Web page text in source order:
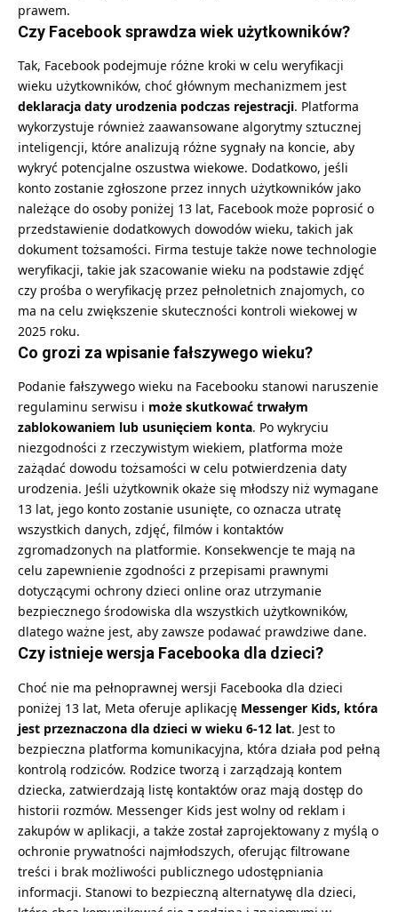
prawem.
Czy Facebook sprawdza wiek użytkowników?
Tak, Facebook podejmuje różne kroki w celu weryfikacji
wieku użytkowników, choć głównym mechanizmem jest
deklaracja daty urodzenia podczas rejestracji. Platforma
wykorzystuje również zaawansowane algorytmy sztucznej
inteligencji, które analizują różne sygnały na koncie, aby
wykryć potencjalne oszustwa wiekowe. Dodatkowo, jeśli
konto zostanie zgłoszone przez innych użytkowników jako
należące do osoby poniżej 13 lat, Facebook może poprosić o
przedstawienie dodatkowych dowodów wieku, takich jak
dokument tożsamości. Firma testuje także nowe technologie
weryfikacji, takie jak szacowanie wieku na podstawie zdjęć
czy prośba o weryfikację przez pełnoletnich znajomych, co
ma na celu zwiększenie skuteczności kontroli wiekowej w
2025 roku.
Co grozi za wpisanie fałszywego wieku?
Podanie fałszywego wieku na Facebooku stanowi naruszenie
regulaminu serwisu i może skutkować trwałym
zablokowaniem lub usunięciem konta. Po wykryciu
niezgodności z rzeczywistym wiekiem, platforma może
zażądać dowodu tożsamości w celu potwierdzenia daty
urodzenia. Jeśli użytkownik okaże się młodszy niż wymagane
13 lat, jego konto zostanie usunięte, co oznacza utratę
wszystkich danych, zdjęć, filmów i kontaktów
zgromadzonych na platformie. Konsekwencje te mają na
celu zapewnienie zgodności z przepisami prawnymi
dotyczącymi ochrony dzieci online oraz utrzymanie
bezpiecznego środowiska dla wszystkich użytkowników,
dlatego ważne jest, aby zawsze podawać prawdziwe dane.
Czy istnieje wersja Facebooka dla dzieci?
Choć nie ma pełnoprawnej wersji Facebooka dla dzieci
poniżej 13 lat, Meta oferuje aplikację Messenger Kids, która
jest przeznaczona dla dzieci w wieku 6-12 lat. Jest to
bezpieczna platforma komunikacyjna, która działa pod pełną
kontrolą rodziców. Rodzice tworzą i zarządzają kontem
dziecka, zatwierdzają listę kontaktów oraz mają dostęp do
historii rozmów. Messenger Kids jest wolny od reklam i
zakupów w aplikacji, a także został zaprojektowany z myślą o
ochronie prywatności najmłodszych, oferując filtrowane
treści i brak możliwości publicznego udostępniania
informacji. Stanowi to bezpieczną alternatywę dla dzieci,